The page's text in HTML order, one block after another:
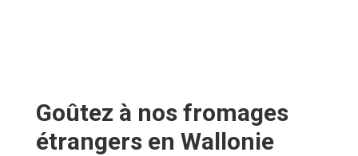
Goûtez à nos fromages
étrangers en Wallonie